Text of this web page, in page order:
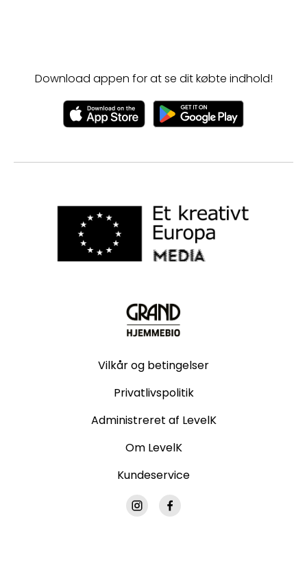
Download appen for at se dit købte indhold!
Vilkår og betingelser
Privatlivspolitik
Administreret af LevelK
Om LevelK
Kundeservice